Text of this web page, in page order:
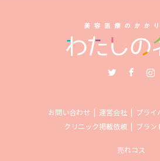
お問い合わせ 運営会社
プライ
クリニック掲載依頼
ブラン
売れコス